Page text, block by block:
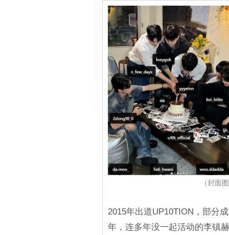
（封面
2015年出道UP10TION，部分
年，连多年没一起活动的李镇